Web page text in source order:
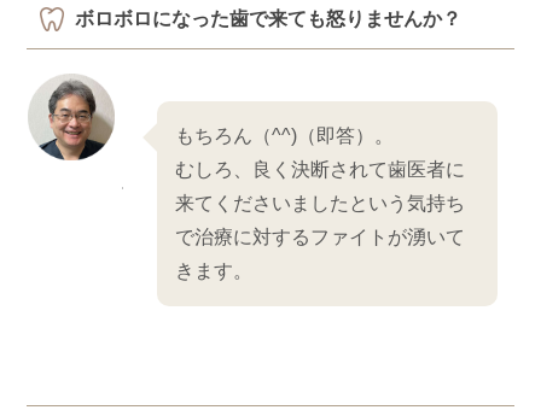
ボロボロになった歯で来ても怒りませんか？
もちろん（^^)（即答）。
むしろ、良く決断されて歯医者に
来てくださいましたという気持ち
で治療に対するファイトが湧いて
きます。